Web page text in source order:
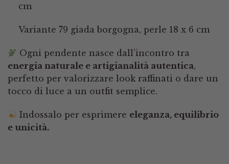
cm
Variante 79 giada borgogna, perle 18 x 6 cm
Ogni pendente nasce dall’incontro tra
energia naturale e artigianalità autentica,
perfetto per valorizzare look raffinati o dare un
tocco di luce a un outfit semplice.
Indossalo per esprimere eleganza, equilibrio
e unicità.